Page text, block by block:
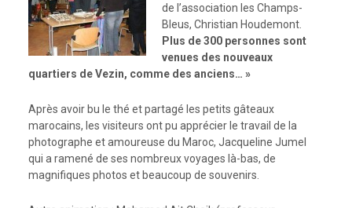
de l’association les Champs-
Bleus, Christian Houdemont.
Plus de 300 personnes sont
venues des nouveaux
quartiers de Vezin, comme des anciens… »
Après avoir bu le thé et partagé les petits gâteaux
marocains, les visiteurs ont pu apprécier le travail de la
photographe et amoureuse du Maroc, Jacqueline Jumel
qui a ramené de ses nombreux voyages là-bas, de
magnifiques photos et beaucoup de souvenirs.